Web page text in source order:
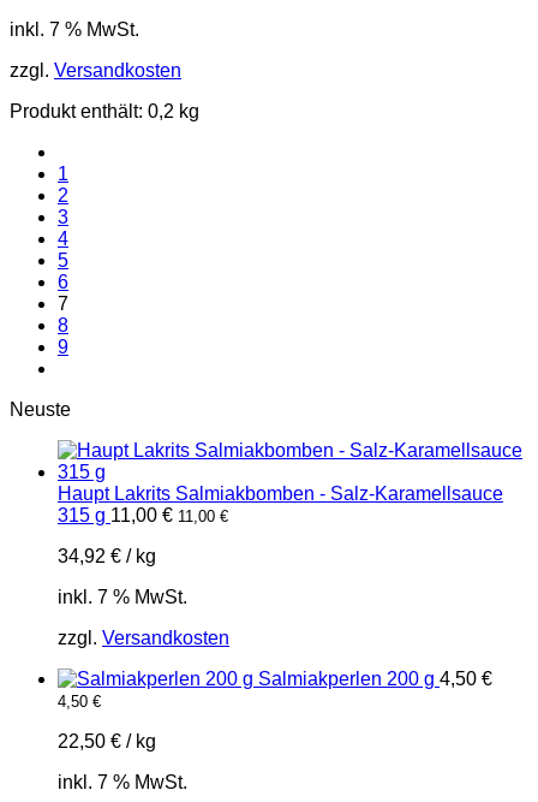
inkl. 7 % MwSt.
zzgl. Versandkosten
Produkt enthält: 0,2 kg
1
2
3
4
5
6
7
8
9
Neuste
Haupt Lakrits Salmiakbomben - Salz-Karamellsauce
315 g 11,00 € 11,00 €
34,92 € / kg
inkl. 7 % MwSt.
zzgl. Versandkosten
Salmiakperlen 200 g 4,50 €
4,50 €
22,50 € / kg
inkl. 7 % MwSt.